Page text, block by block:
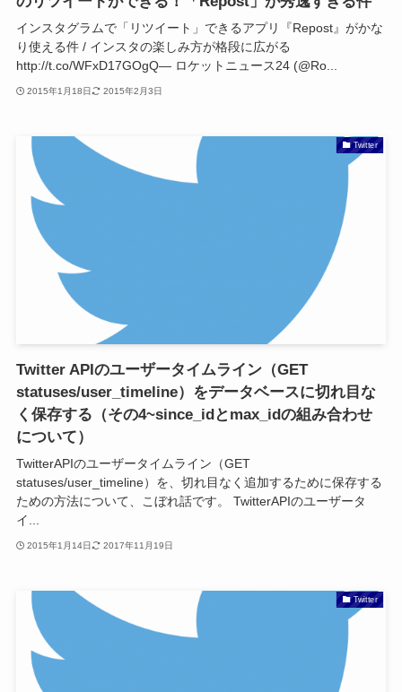
インスタグラムで「リツイート」できるアプリ『Repost』がかな
り使える件 / インスタの楽しみ方が格段に広がる
http://t.co/WFxD17GOgQ— ロケットニュース24 (@Ro...
2015年1月18日 2015年2月3日
Twitter
Twitter APIのユーザータイムライン（GET
statuses/user_timeline）をデータベースに切れ目な
く保存する（その4~since_idとmax_idの組み合わせ
について）
TwitterAPIのユーザータイムライン（GET
statuses/user_timeline）を、切れ目なく追加するために保存する
ための方法について、こぼれ話です。 TwitterAPIのユーザータ
イ...
2015年1月14日 2017年11月19日
Twitter